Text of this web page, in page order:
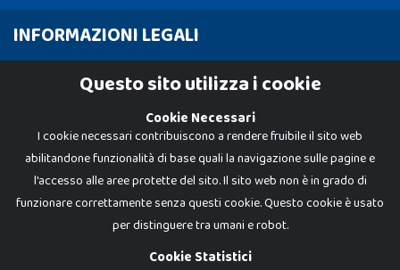
INFORMAZIONI LEGALI
Cookie PolicyQuesto sito utilizza i cookie
Cookie Necessari
I cookie necessari contribuiscono a rendere fruibile il sito web
abilitandone funzionalità di base quali la navigazione sulle pagine e
l'accesso alle aree protette del sito. Il sito web non è in grado di
funzionare correttamente senza questi cookie. Questo cookie è usato
per distinguere tra umani e robot.
Cookie Statistici